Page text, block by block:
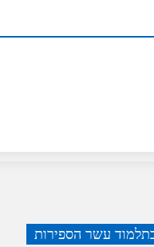
עשר הספירות